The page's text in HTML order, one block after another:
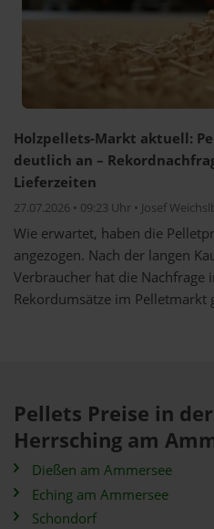
Holzpellets-Markt aktuell:
deutlich an –
Lieferzeiten
27.07.2026 • 09:23 Uhr • Josef
Wie erwartet, haben die
angezogen. Nach der langen
Verbraucher hat die Nachfrage
Rekordumsätze im Pelletmarkt
Pellets Preise in
Herrsching am
Dießen am Ammersee
Eching am Ammersee
Schondorf